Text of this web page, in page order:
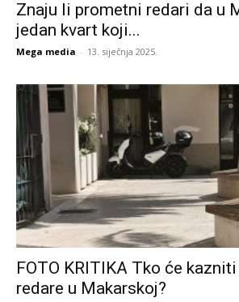
Znaju li prometni redari da u
jedan kvart koji...
Mega media - 13. siječnja 2025.
FOTO KRITIKA Tko će
redare u Makarskoj?